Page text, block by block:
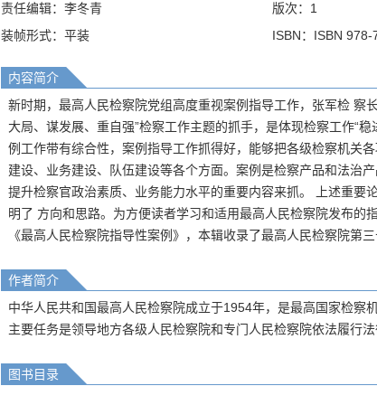
责任编辑：李冬青 版次：1
装帧形式：平装
ISBN：ISBN
内容简介
新时期，最高人民检察院党组高度重视案例指导工作，张军检 察
大局、谋发展、重自强”检察工作主题的抓手，是体现检察工作“
例工作带有综合性，案例指导工作抓得好，能够把各级检察机关
建设、业务建设、队伍建设等各个方面。案例是检察产品和法治
提升检察官政治素质、业务能力水平的重要内容来抓。 上述重要
明了 方向和思路。为方便读者学习和适用最高人民检察院发布的
《最高人民检察院指导性案例》，本辑收录了最高人民检察院第
作者简介
中华人民共和国最高人民检察院成立于1954年，是最高国家检察
主要任务是领导地方各级人民检察院和专门人民检察院依法履行
图书目录